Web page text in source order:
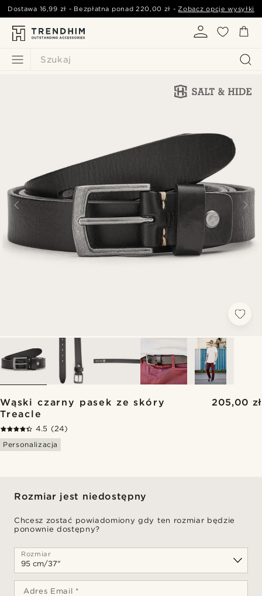
Szukaj
Dostawa 16,99 zł - Bezpłatna ponad220,00 zł -Zobacz opcje wysyłki
Wąski czarny pasek ze skóry
Treacle
205,00 zł
4.5 (24)
Personalizacja
Rozmiar jest niedostępny
Chcesz zostać powiadomiony gdy ten rozmiar będzie
ponownie dostępny?
Rozmiar
Adres Email *